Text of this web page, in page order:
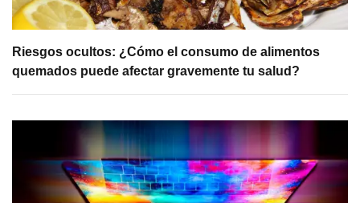
Riesgos ocultos: ¿Cómo el consumo de alimentos
quemados puede afectar gravemente tu salud?